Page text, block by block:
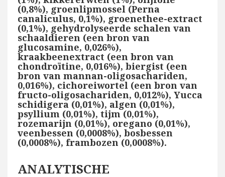
(0,8%), groenlipmossel (Perna
canaliculus, 0,1%), groenethee-extract
(0,1%), gehydrolyseerde schalen van
schaaldieren (een bron van
glucosamine, 0,026%),
kraakbeenextract (een bron van
chondroïtine, 0,016%), biergist (een
bron van mannan-oligosachariden,
0,016%), cichoreiwortel (een bron van
fructo-oligosachariden, 0,012%), Yucca
schidigera (0,01%), algen (0,01%),
psyllium (0,01%), tijm (0,01%),
rozemarijn (0,01%), oregano (0,01%),
veenbessen (0,0008%), bosbessen
(0,0008%), frambozen (0,0008%).
ANALYTISCHE